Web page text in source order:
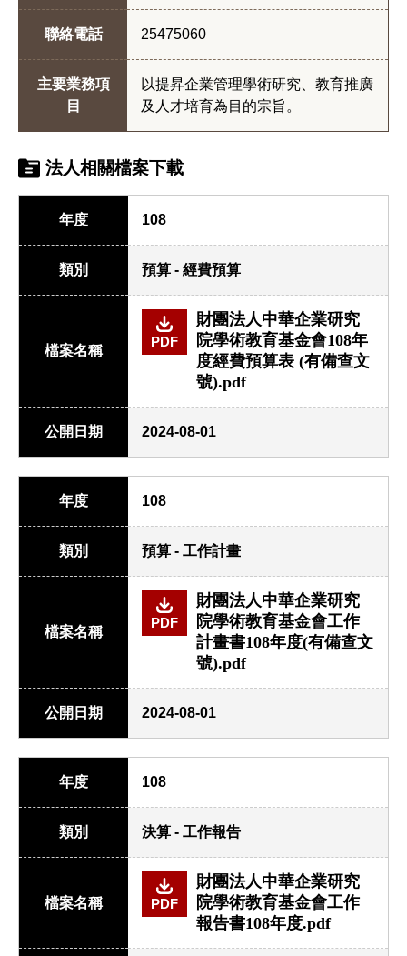
聯絡電話 25475060
主要業務項
目
以提昇企業管理學術研究、教育推廣
及人才培育為目的宗旨。
法人相關檔案下載
年度 108
類別 預算 - 經費預算
檔案名稱
PDF
財團法人中華企業研究
院學術教育基金會108年
度經費預算表 (有備查文
號).pdf
公開日期 2024-08-01
年度 108
類別 預算 - 工作計畫
檔案名稱
PDF
財團法人中華企業研究
院學術教育基金會工作
計畫書108年度(有備查文
號).pdf
公開日期 2024-08-01
年度 108
類別 決算 - 工作報告
檔案名稱 PDF
財團法人中華企業研究
院學術教育基金會工作
報告書108年度.pdf